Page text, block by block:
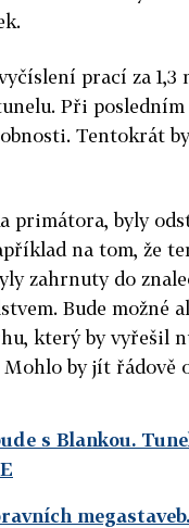
vyčíslení prací za
Při
Tentokrát
primátora, byly
na tom, že
zahrnuty do
Bude možné
který by vyřešil
by jít řádově
s Blankou.